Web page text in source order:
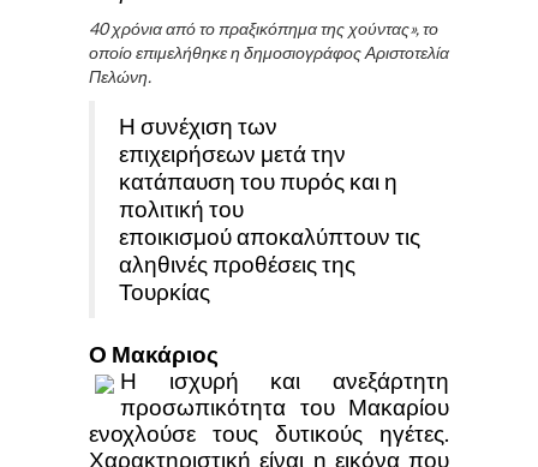
40 χρόνια από το πραξικόπημα της χούντας», το
οποίο επιμελήθηκε η δημοσιογράφοςΑριστοτελία
Πελώνη.
Η συνέχιση των
επιχειρήσεων μετά την
κατάπαυση του πυρός και η
πολιτική του
εποικισμού αποκαλύπτουν τις
αληθινές προθέσεις της
Τουρκίας
Ο Μακάριος
Η ισχυρή και ανεξάρτητη
προσωπικότητα του Μακαρίου
ενοχλούσε τους δυτικούς ηγέτες.
Χαρακτηριστική είναι η εικόνα που